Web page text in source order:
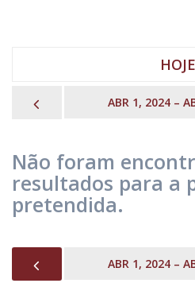
HOJE
PREVIOUSABR 1, 2024 –
Não foram
resultados para a
pretendida.
PREVIOUSABR 1, 2024 –